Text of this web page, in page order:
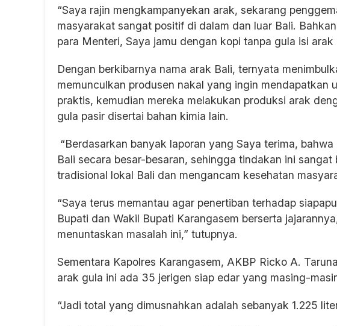
“Saya rajin mengkampanyekan arak, sekarang
masyarakat sangat positif di dalam dan luar Bali.
para Menteri, Saya jamu dengan kopi tanpa gula isi arak
Dengan berkibarnya nama arak Bali, ternyata
memunculkan produsen nakal yang ingin mendapatkan
praktis, kemudian mereka melakukan produksi arak
gula pasir disertai bahan kimia lain.
“Berdasarkan banyak laporan yang Saya terima,
Bali secara besar-besaran, sehingga tindakan ini
tradisional lokal Bali dan mengancam kesehatan
“Saya terus memantau agar penertiban terhadap
Bupati dan Wakil Bupati Karangasem berserta
menuntaskan masalah ini,” tutupnya.
Sementara Kapolres Karangasem, AKBP Ricko A.
arak gula ini ada 35 jerigen siap edar yang masing-
“Jadi total yang dimusnahkan adalah sebanyak 1.225